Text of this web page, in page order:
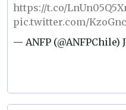
https://t.co/
pic.twitter.com/
— ANFP (@ANFPChile)